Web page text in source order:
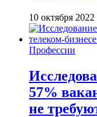
10 октября 2022
Профессии
57%
не